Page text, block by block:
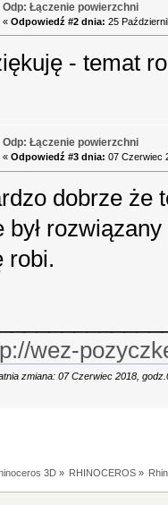
Odp: Łączenie powierzchni
«Odpowiedź #2 dnia: 25
- temat
Odp: Łączenie powierzchni
«Odpowiedź #3 dnia: 07 Czerwiec
dobrze że
był
robi.
wez-
zmiana: 07 Czerwiec 2018,
3D» RHINOCEROS»